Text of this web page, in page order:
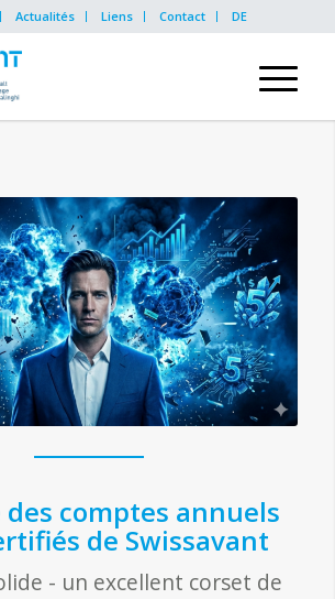
Actualités Liens Contact DE
des comptes annuels
de Swissavant
- un excellent corset de